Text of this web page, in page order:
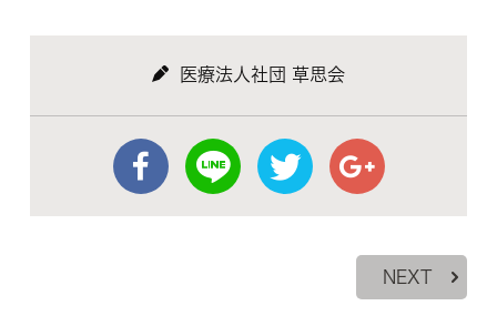
医療法人社団 草思会
NEXT